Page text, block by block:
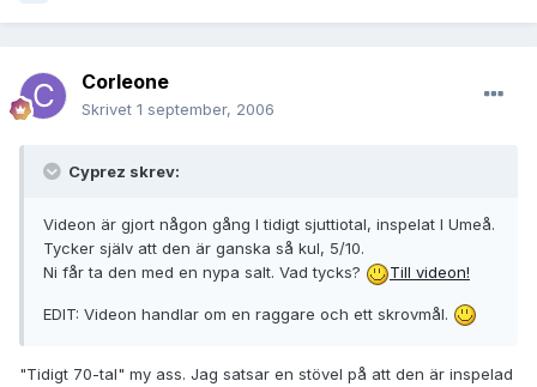
Corleone
Skrivet 1 september, 2006
Cyprez skrev:
Videon är gjort någon gång I tidigt sjuttiotal, inspelat I Umeå.
Tycker själv att den är ganska så kul, 5/10.
Ni får ta den med en nypa salt. Vad tycks?
Till videon!
EDIT: Videon handlar om en raggare och ett skrovmål.
"Tidigt 70-tal" my ass. Jag satsar en stövel på att den är inspelad